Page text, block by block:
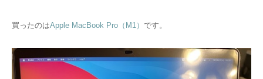
買ったのはApple MacBook Pro（M1） です。